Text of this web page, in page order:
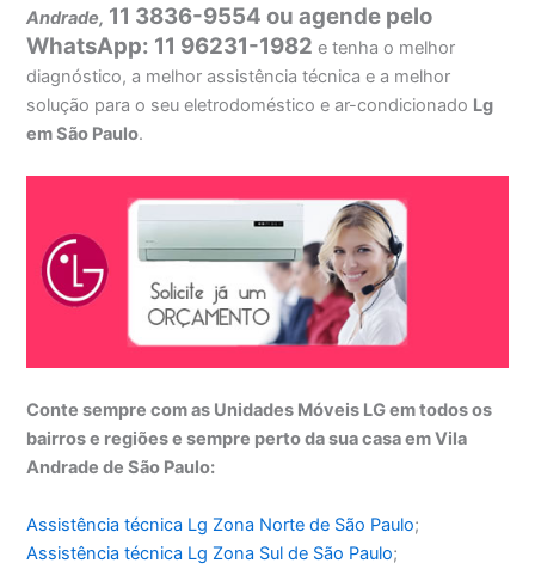
Andrade, 11 3836-9554 ou agende pelo
WhatsApp: 11 96231-1982 e tenha o melhor
diagnóstico, a melhor assistência técnica e a melhor
solução para o seu eletrodoméstico e ar-condicionado Lg
em São Paulo.
Conte sempre com as Unidades Móveis LG em todos os
bairros e regiões e sempre perto da sua casa em Vila
Andrade de São Paulo:
Assistência técnica Lg Zona Norte de São Paulo;
Assistência técnica Lg Zona Sul de São Paulo;